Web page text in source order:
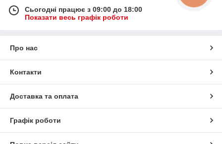
Сьогодні працює з 09:00 до 18:00
Показати весь графік роботи
Про нас
Контакти
Доставка та оплата
Графік роботи